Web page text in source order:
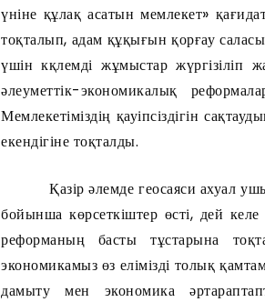
үніне құлақ асатын мемлекет»
тоқталып, адам құқығын қорғау
үшін кқлемді жұмыстар жүргізіліп
әлеуметтік-экономикалық
Мемлекетіміздің қауіпсіздігін
екендігіне тоқталды.
Қазір әлемде геосаяси ахуал
бойынша көрсеткіштер өсті, дей
реформаның басты тұстарына
экономикамыз өз елімізді толық
дамыту мен экономика